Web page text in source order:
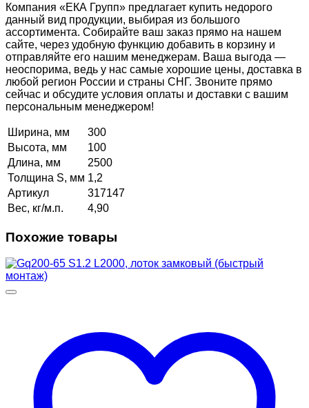
Компания «ЕКА Групп» предлагает купить недорого
данный вид продукции, выбирая из большого
ассортимента. Собирайте ваш заказ прямо на нашем
сайте, через удобную функцию добавить в корзину и
отправляйте его нашим менеджерам. Ваша выгода —
неоспорима, ведь у нас самые хорошие цены, доставка в
любой регион России и страны СНГ. Звоните прямо
сейчас и обсудите условия оплаты и доставки с вашим
персональным менеджером!
Ширина, мм
300
Высота, мм
100
Длина, мм
2500
Толщина S, мм 1,2
Артикул
317147
Вес, кг/м.п.
4,90
Похожие товары